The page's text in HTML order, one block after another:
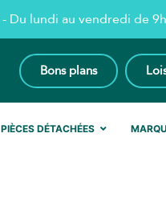
- Du lundi au vendredi de
Bons plans
PIÈCES DÉTACHÉES